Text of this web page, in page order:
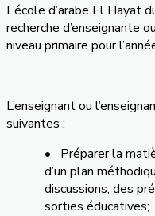
L’école d’arabe El Hayat
recherche d’enseignante
niveau primaire pour
L’enseignant ou
suivantes :
• Préparer la
d’un plan
discussions, des
sorties éducatives;